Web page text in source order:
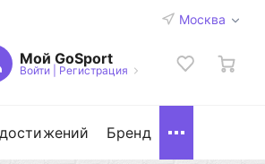
Москва
Мой GoSport
Войти| Регистрация
Бренд